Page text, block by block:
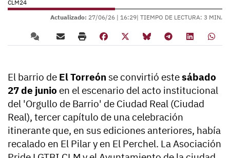
CLM24
Actualizado: 27/06/26 | 16:29| TIEMPO DE LECTURA: 3 MIN.
El barrio de El Torreón se convirtió estesábado
27 de junio en el escenario del acto institucional
del 'Orgullo de Barrio' de Ciudad Real (Ciudad
Real), tercer capítulo de una celebración
itinerante que, en sus ediciones anteriores, había
recalado en El Pilar y en El Perchel. La Asociación